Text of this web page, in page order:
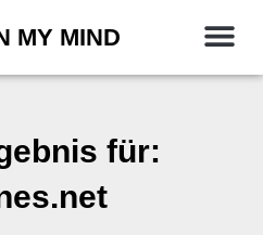
MY MIND
für: